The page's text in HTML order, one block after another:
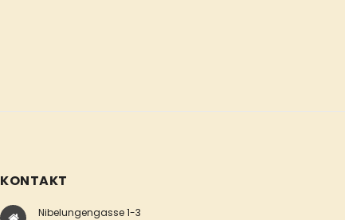
KONTAKT
Nibelungengasse 1-3